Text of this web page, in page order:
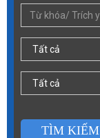
TÌM KIẾM